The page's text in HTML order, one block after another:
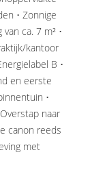
• Zonnige
ca. 7 m² •
kantoor
B •
en eerste
•
naar
canon reeds
met